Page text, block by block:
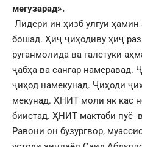
мегузарад».
Лидери ин ҳизб улгуи
бошад. Ҳиҷ ҷиҳодиву ҳиҷ
руғанмолида ва галстуки
ҷабҳа ва сангар намеравад.
ҷиҳод намекунад. Ҷиҳоди
мекунад. ҲНИТ моли як кас
биистад. ҲНИТ мактаби пуё
Равони он бузургвор,